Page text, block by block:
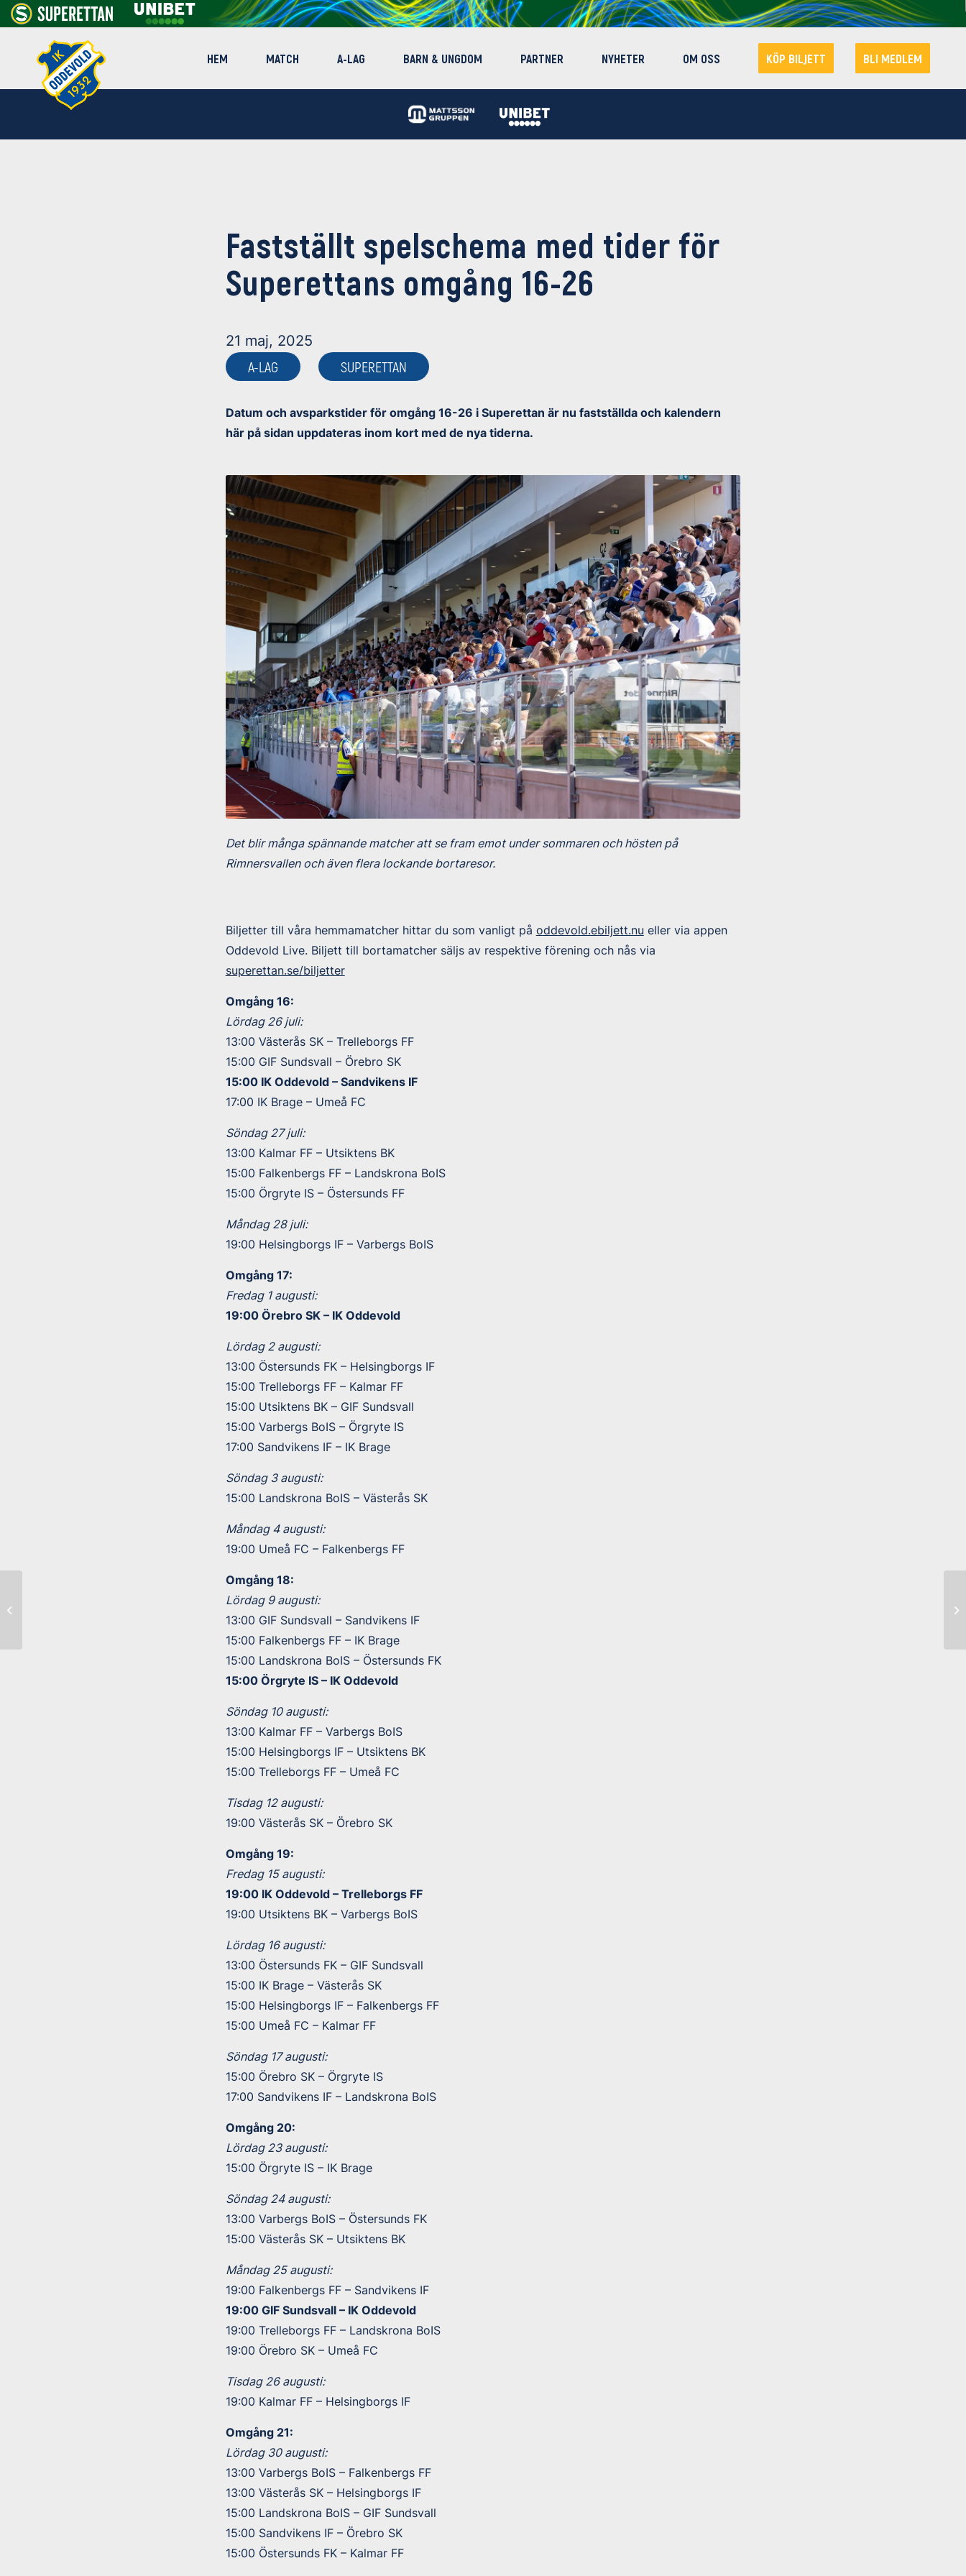
HEM MATCH A-LAG BARN & UNGDOM PARTNER NYHETER OM OSS KÖP BILJETT BLI MEDLEM
Fastställt spelschema med tider för
Superettans omgång 16-26
21 maj, 2025
A-LAG
SUPERETTAN
Datum och avsparkstider för omgång 16-26 i Superettan är nu fastställda och kalendern
här på sidan uppdateras inom kort med de nya tiderna.
Det blir många spännande matcher att se fram emot under sommaren och hösten på
Rimnersvallen och även flera lockande bortaresor.
Biljetter till våra hemmamatcher hittar du som vanligt på oddevold.ebiljett.nu eller via appen
Oddevold Live. Biljett till bortamatcher säljs av respektive förening och nås via
superettan.se/biljetter
Omgång 16:
Lördag 26 juli:
13:00 Västerås SK – Trelleborgs FF
15:00 GIF Sundsvall – Örebro SK
15:00 IK Oddevold – Sandvikens IF
17:00 IK Brage – Umeå FC
Söndag 27 juli:
13:00 Kalmar FF – Utsiktens BK
15:00 Falkenbergs FF – Landskrona BoIS
15:00 Örgryte IS – Östersunds FF
Måndag 28 juli:
19:00 Helsingborgs IF – Varbergs BoIS
Omgång 17:
Fredag 1 augusti:
19:00 Örebro SK – IK Oddevold
Lördag 2 augusti:
13:00 Östersunds FK – Helsingborgs IF
15:00 Trelleborgs FF – Kalmar FF
15:00 Utsiktens BK – GIF Sundsvall
15:00 Varbergs BoIS – Örgryte IS
17:00 Sandvikens IF – IK Brage
Söndag 3 augusti:
15:00 Landskrona BoIS – Västerås SK
Måndag 4 augusti:
19:00 Umeå FC – Falkenbergs FF
Omgång 18:
Lördag 9 augusti:
13:00 GIF Sundsvall – Sandvikens IF
15:00 Falkenbergs FF – IK Brage
15:00 Landskrona BoIS – Östersunds FK
15:00 Örgryte IS – IK Oddevold
Söndag 10 augusti:
13:00 Kalmar FF – Varbergs BoIS
15:00 Helsingborgs IF – Utsiktens BK
15:00 Trelleborgs FF – Umeå FC
Tisdag 12 augusti:
19:00 Västerås SK – Örebro SK
Omgång 19:
Fredag 15 augusti:
19:00 IK Oddevold – Trelleborgs FF
19:00 Utsiktens BK – Varbergs BoIS
Lördag 16 augusti:
13:00 Östersunds FK – GIF Sundsvall
15:00 IK Brage – Västerås SK
15:00 Helsingborgs IF – Falkenbergs FF
15:00 Umeå FC – Kalmar FF
Söndag 17 augusti:
15:00 Örebro SK – Örgryte IS
17:00 Sandvikens IF – Landskrona BoIS
Omgång 20:
Lördag 23 augusti:
15:00 Örgryte IS – IK Brage
Söndag 24 augusti:
13:00 Varbergs BoIS – Östersunds FK
15:00 Västerås SK – Utsiktens BK
Måndag 25 augusti:
19:00 Falkenbergs FF – Sandvikens IF
19:00 GIF Sundsvall – IK Oddevold
19:00 Trelleborgs FF – Landskrona BoIS
19:00 Örebro SK – Umeå FC
Tisdag 26 augusti:
19:00 Kalmar FF – Helsingborgs IF
Omgång 21:
Lördag 30 augusti:
13:00 Varbergs BoIS – Falkenbergs FF
13:00 Västerås SK – Helsingborgs IF
15:00 Landskrona BoIS – GIF Sundsvall
15:00 Sandvikens IF – Örebro SK
15:00 Östersunds FK – Kalmar FF